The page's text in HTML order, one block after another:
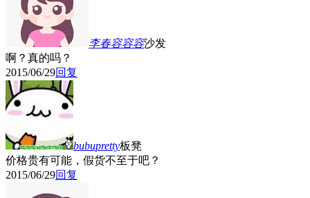
李春容容容沙发
啊？真的吗？
2015/06/29回复
bubupretty板凳
价格贵有可能，假货不至于吧？
2015/06/29回复